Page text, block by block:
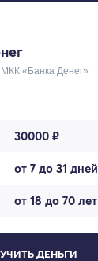
«Банка Денег»
30000 ₽
от 7 до 31 дней
от 18 до 70 лет
ДЕНЬГИ